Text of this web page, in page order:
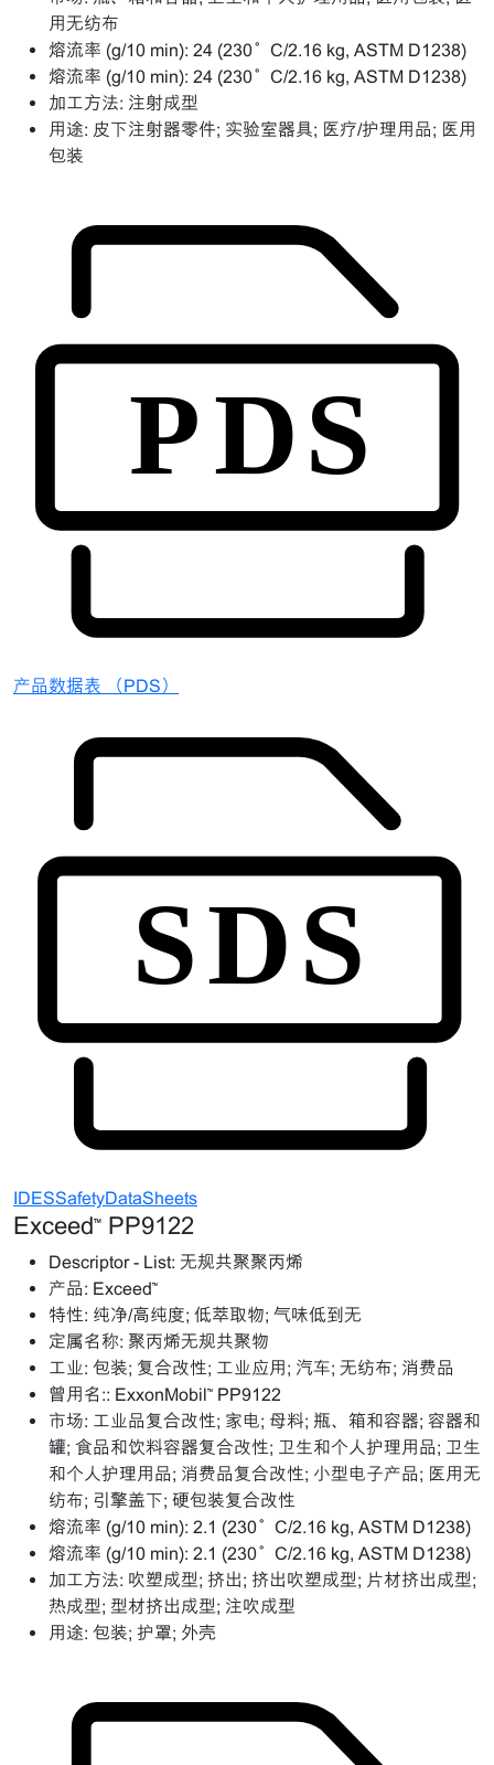
用无纺布
熔流率 (g/10 min): 24 (230°C/2.16 kg, ASTM D1238)
熔流率 (g/10 min): 24 (230°C/2.16 kg, ASTM D1238)
加工方法: 注射成型
用途: 皮下注射器零件; 实验室器具; 医疗/护理用品; 医用
包装
产品数据表 （PDS）
IDESSafetyDataSheets
Exceed™ PP9122
Descriptor - List: 无规共聚聚丙烯
产品: Exceed™
特性: 纯净/高纯度; 低萃取物; 气味低到无
定属名称: 聚丙烯无规共聚物
工业: 包装; 复合改性; 工业应用; 汽车; 无纺布; 消费品
曾用名:: ExxonMobil™ PP9122
市场: 工业品复合改性; 家电; 母料; 瓶、箱和容器; 容器和
罐; 食品和饮料容器复合改性; 卫生和个人护理用品; 卫生
和个人护理用品; 消费品复合改性; 小型电子产品; 医用无
纺布; 引擎盖下; 硬包装复合改性
熔流率 (g/10 min): 2.1 (230°C/2.16 kg, ASTM D1238)
熔流率 (g/10 min): 2.1 (230°C/2.16 kg, ASTM D1238)
加工方法: 吹塑成型; 挤出; 挤出吹塑成型; 片材挤出成型;
热成型; 型材挤出成型; 注吹成型
用途: 包装; 护罩; 外壳